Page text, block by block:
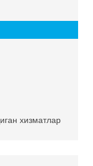
хизматлар